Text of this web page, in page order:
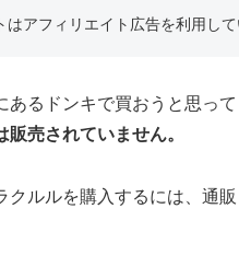
はアフィリエイト広告を利用して
あるドンキで買おうと思って
販売されていません。
クルルを購入するには、通販